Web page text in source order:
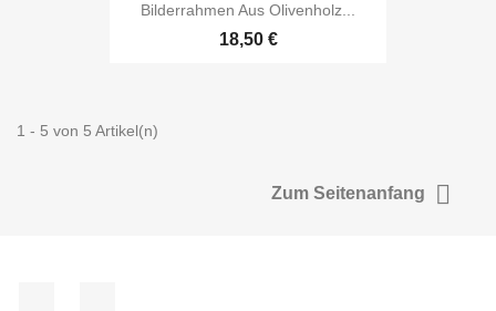
Bilderrahmen Aus Olivenholz...
18,50 €
1 - 5 von 5 Artikel(n)
Zum Seitenanfang 